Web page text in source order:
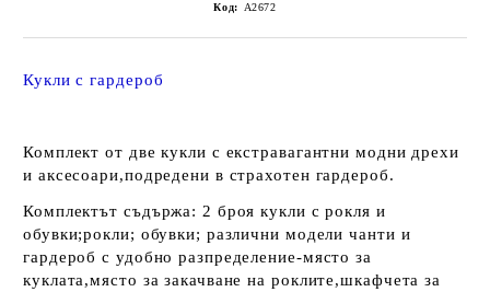
Код: A2672
Кукли с гардероб
Комплект от две кукли с екстравагантни модни дрехи
и аксесоари,подредени в страхотен гардероб.
Комплектът съдържа: 2 броя кукли с рокля и
обувки;рокли; обувки; различни модели чанти и
гардероб с удобно разпределение-място за
куклата,място за закачване на роклите,шкафчета за